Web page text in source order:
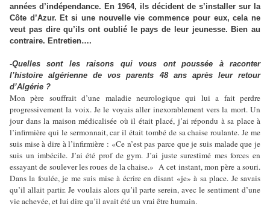
années d’indépendance. En 1964, ils décident de s’installer sur la
Côte d’Azur. Et si une nouvelle vie commence pour eux, cela ne
veut pas dire qu’ils ont oublié le pays de leur jeunesse. Bien au
contraire. Entretien….
-Quelles sont les raisons qui vous ont poussée à raconter
l’histoire algérienne de vos parents 48 ans après leur retour
d’Algérie ?
Mon père souffrait d’une maladie neurologique qui lui a fait perdre
progressivement la voix. Je le voyais aller inexorablement vers la mort. Un
jour dans la maison médicalisée où il était placé, j’ai répondu à sa place à
l’infirmière qui le sermonnait, car il était tombé de sa chaise roulante. Je me
suis mise à dire à l’infirmière : «Ce n’est pas parce que je suis malade que je
suis un imbécile. J’ai été prof de gym. J’ai juste surestimé mes forces en
essayant de soulever les roues de la chaise.» A cet instant, mon père a souri.
Dans la foulée, je me suis mise à écrire en disant «je» à sa place. Je savais
qu’il allait partir. Je voulais alors qu’il parte serein, avec le sentiment d’une
vie achevée, et lui dire qu’il avait été un vrai être humain.